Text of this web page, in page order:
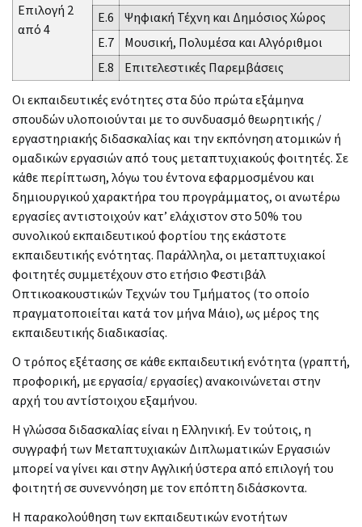
Επιλογή 2
από 4
Ε.6
Ψηφιακή Τέχνη και Δημόσιος Χώρος
Ε.7
Μουσική, Πολυμέσα και Αλγόριθμοι
Ε.8
Επιτελεστικές Παρεμβάσεις
Οι εκπαιδευτικές ενότητες στα δύο πρώτα εξάμηνα
σπουδών υλοποιούνται με το συνδυασμό θεωρητικής /
εργαστηριακής διδασκαλίας και την εκπόνηση ατομικών ή
ομαδικών εργασιών από τους μεταπτυχιακούς φοιτητές. Σε
κάθε περίπτωση, λόγω του έντονα εφαρμοσμένου και
δημιουργικού χαρακτήρα του προγράμματος, οι ανωτέρω
εργασίες αντιστοιχούν κατ’ ελάχιστον στο 50% του
συνολικού εκπαιδευτικού φορτίου της εκάστοτε
εκπαιδευτικής ενότητας. Παράλληλα, οι μεταπτυχιακοί
φοιτητές συμμετέχουν στο ετήσιο Φεστιβάλ
Οπτικοακουστικών Τεχνών του Τμήματος (το οποίο
πραγματοποιείται κατά τον μήνα Μάιο), ως μέρος της
εκπαιδευτικής διαδικασίας.
Ο τρόπος εξέτασης σε κάθε εκπαιδευτική ενότητα (γραπτή,
προφορική, με εργασία/ εργασίες) ανακοινώνεται στην
αρχή του αντίστοιχου εξαμήνου.
Η γλώσσα διδασκαλίας είναι η Ελληνική. Εν τούτοις, η
συγγραφή των Μεταπτυχιακών Διπλωματικών Εργασιών
μπορεί να γίνει και στην Αγγλική ύστερα από επιλογή του
φοιτητή σε συνεννόηση με τον επόπτη διδάσκοντα.
Η παρακολούθηση των εκπαιδευτικών ενοτήτων